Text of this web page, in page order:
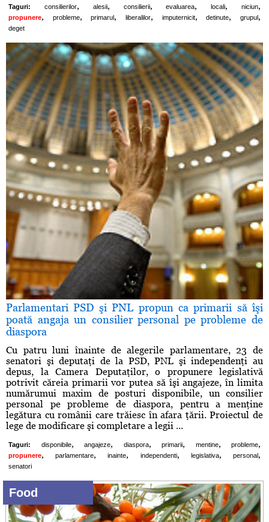
Taguri: consilierilor, alesii, consilierii, evaluarea, locali, niciun,
propunere, probleme, primarul , liberalilor, imputernicit, detinute, grupul ,
deget
Parlamentari PSD şi PNL propun ca primarii să îşi
poată angaja un consilier personal pe probleme de
diaspora
Cu patru luni înainte de alegerile parlamentare, 23 de
senatori şi deputaţi de la PSD, PNL şi independenţi au
depus, la Camera Deputaţilor, o propunere legislativă
potrivit căreia primarii vor putea să îşi angajeze, în limita
numărumui maxim de posturi disponibile, un consilier
personal pe probleme de diaspora, pentru a menţine
legătura cu românii care trăiesc în afara ţării. Proiectul de
lege de modificare şi completare a legii ...
Taguri: disponibile, angajeze, diaspora, primarii, mentine, probleme,
propunere, parlamentare, inainte, independenti, legislativa, personal ,
senatori
Food